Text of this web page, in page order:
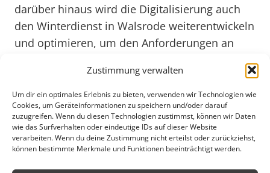
Zustimmung verwalten
Um dir ein optimales Erlebnis zu bieten, verwenden wir Technologien wie
Cookies, um Geräteinformationen zu speichern und/oder darauf
zuzugreifen. Wenn du diesen Technologien zustimmst, können wir Daten
wie das Surfverhalten oder eindeutige IDs auf dieser Website
verarbeiten. Wenn du deine Zustimmung nicht erteilst oder zurückziehst,
können bestimmte Merkmale und Funktionen beeinträchtigt werden.
darüber hinaus wird die Digitalisierung auch
den Winterdienst in Walsrode weiterentwickeln
und optimieren, um den Anforderungen an
gerecht zu werden.
Individuelle Winterdienstpakete
für Walsrode